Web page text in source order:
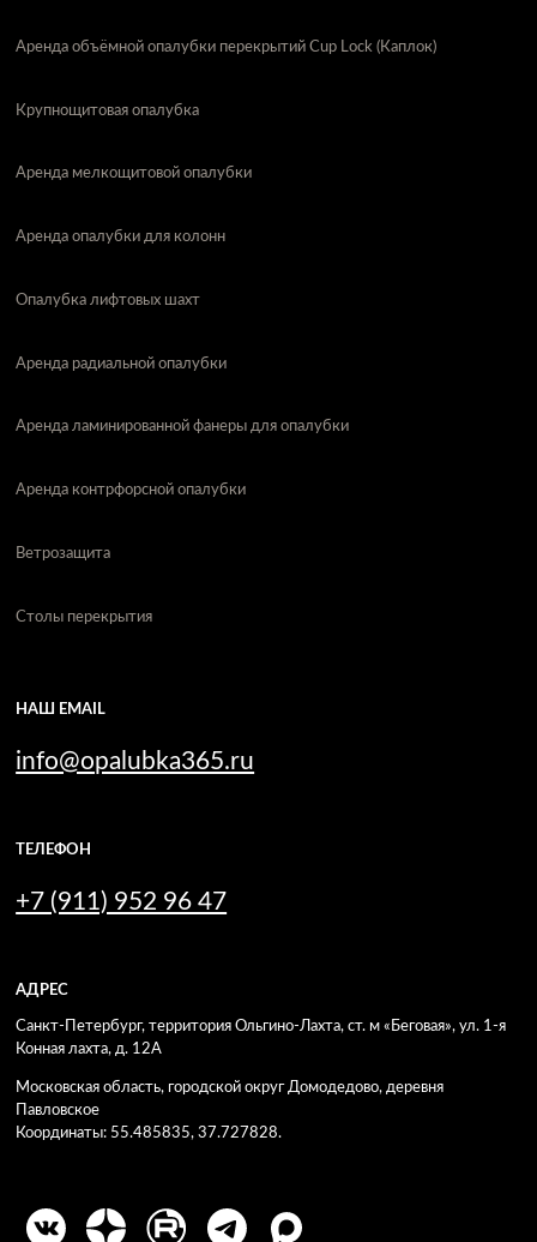
Аренда объёмной опалубки перекрытий Cup Lock (Каплок)
Крупнощитовая опалубка
Аренда мелкощитовой опалубки
Аренда опалубки для колонн
Опалубка лифтовых шахт
Аренда радиальной опалубки
Аренда ламинированной фанеры для опалубки
Аренда контрфорсной опалубки
Ветрозащита
Столы перекрытия
НАШ EMAIL
info@opalubka365.ru
ТЕЛЕФОН
+7 (911) 952 96 47
АДРЕС
Санкт-Петербург, территория Ольгино-Лахта, ст. м «Беговая», ул. 1-я
Конная лахта, д. 12А
Московская область, городской округ Домодедово, деревня
Павловское
Координаты: 55.485835, 37.727828.